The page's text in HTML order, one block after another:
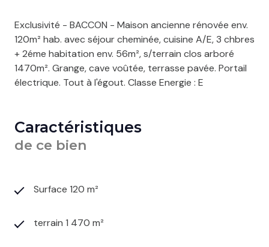
Exclusivité - BACCON - Maison ancienne rénovée env.
120m² hab. avec séjour cheminée, cuisine A/E, 3 chbres
+ 2éme habitation env. 56m², s/terrain clos arboré
1470m². Grange, cave voûtée, terrasse pavée. Portail
électrique. Tout à l'égout. Classe Energie : E
Caractéristiques
de ce bien
Surface 120 m²
terrain 1 470 m²